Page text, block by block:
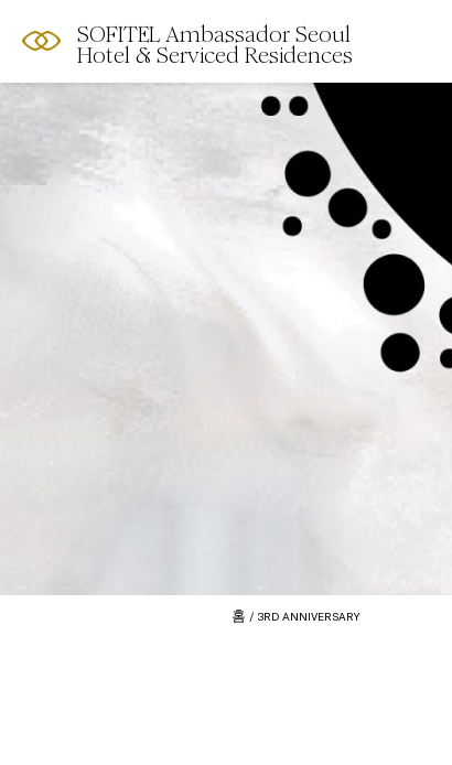
SOFITEL Ambassador Seoul
Hotel & Serviced Residences
홈 3RD ANNIVERSARY